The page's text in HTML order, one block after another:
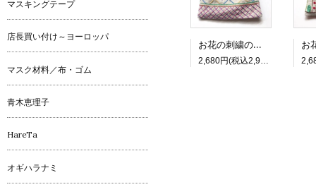
お花の刺繍の四角巾着_3 リボン
2,680円(税込2,948円)
マスキングテープ
店長買い付け～ヨーロッパ
マスク材料／布・ゴム
青木恵理子
HareTa
オギハラナミ